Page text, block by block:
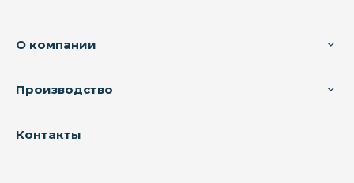
О компании
Производство
Контакты